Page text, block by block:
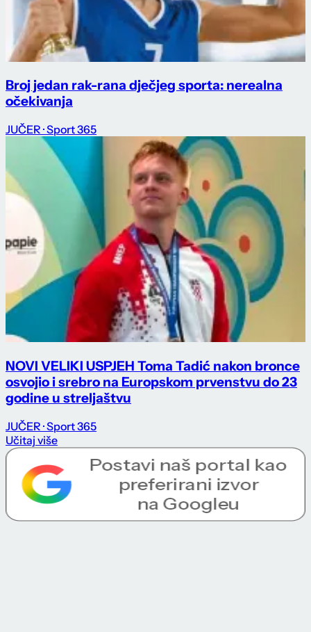
Broj jedan rak-rana dječjeg sporta: nerealna
očekivanja
JUČER · Sport 365
NOVI VELIKI USPJEH Toma Tadić nakon bronce
osvojio i srebro na Europskom prvenstvu do 23
godine u streljaštvu
JUČER · Sport 365
Učitaj više